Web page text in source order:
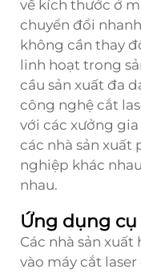
về kích thước ở
chuyển đổi
không cần thay
linh hoạt trong
cầu sản xuất đa
công nghệ cắt
với các xưởng
các nhà sản xuất
nghiệp khác
nhau.
Ứng dụng
Các nhà sản
vào máy cắt laser